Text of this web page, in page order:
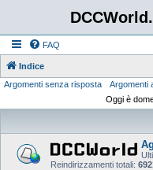
FAQ
Indice
Argomenti senza risposta
Argomenti
Oggi è
Reindirizzamenti totali: